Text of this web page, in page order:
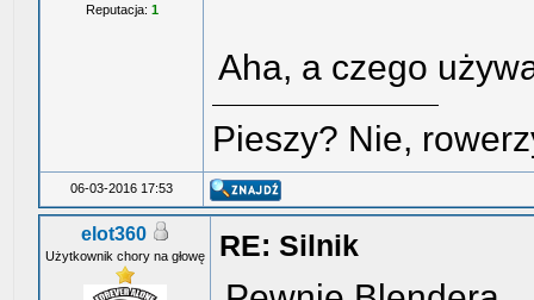
Reputacja: 1
Aha, a czego
Pieszy? Nie,
06-03-2016 17:53
elot360
Użytkownik chory na głowę RE: Silnik